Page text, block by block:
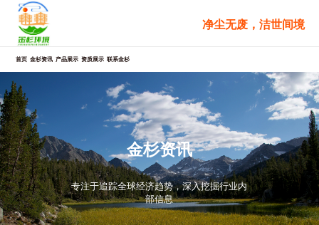
净尘无废，洁世间境
首页 金杉资讯 产品展示 资质展示 联系金杉
金杉资讯
专注于追踪全球经济趋势，深入挖掘行业内
部信息